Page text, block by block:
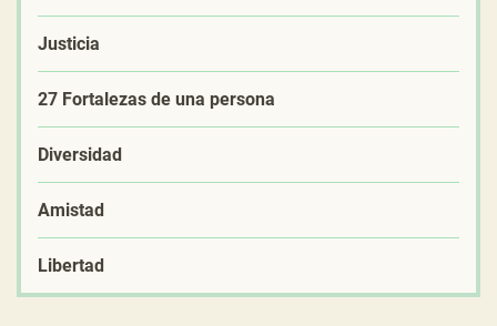
Justicia
27 Fortalezas de una persona
Diversidad
Amistad
Libertad